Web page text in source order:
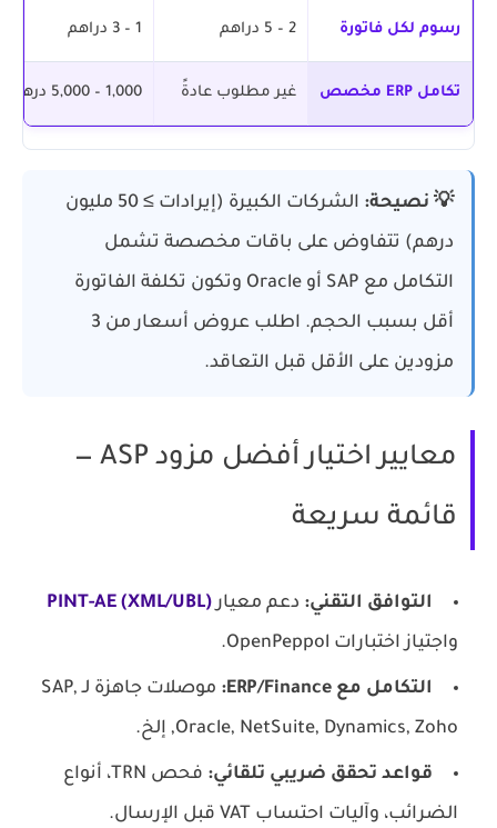
رسوم لكل فاتورة 2 – 5 دراهم 1 – 3 دراهم
تكامل ERP مخصص غير مطلوب عادةً 1,000 – 5,000 درهم
💡 نصيحة:
الشركات الكبيرة (إيرادات ≥ 50 مليون
درهم) تتفاوض على باقات مخصصة تشمل
التكامل مع SAP أو Oracle وتكون تكلفة الفاتورة
أقل بسبب الحجم. اطلب عروض أسعار من 3
مزودين على الأقل قبل التعاقد.
معايير اختيار أفضل مزود ASP —
قائمة سريعة
التوافق التقني: دعم معيارPINT-AE (XML/UBL)
واجتياز اختبارات OpenPeppol.
التكامل مع ERP/Finance:
موصلات جاهزة لـ SAP,
Oracle, NetSuite, Dynamics, Zoho, إلخ.
قواعد تحقق ضريبي تلقائي:
فحص TRN، أنواع
الضرائب، وآليات احتساب VAT قبل الإرسال.